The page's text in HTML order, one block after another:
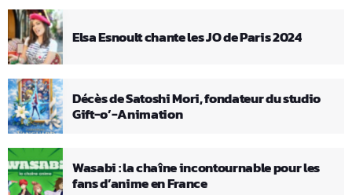
Elsa Esnoult chante les JO de Paris 2024
Décès de Satoshi Mori, fondateur du studio
Gift-o’-Animation
Wasabi : la chaîne incontournable pour les
fans d’anime en France